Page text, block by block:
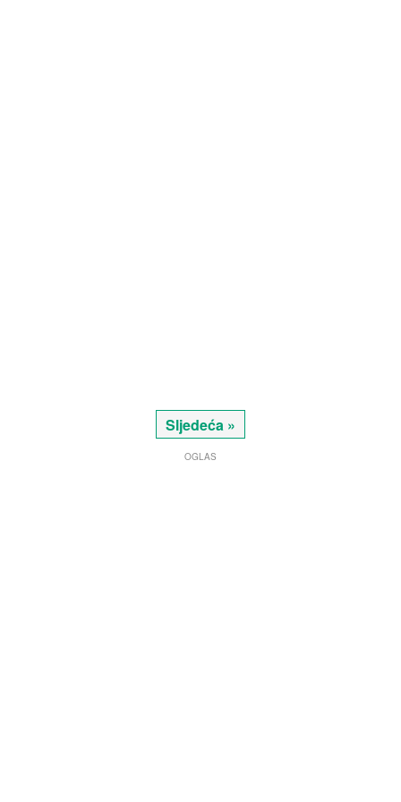
Sljedeća »
OGLAS